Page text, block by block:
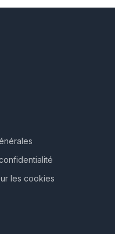
les cookies